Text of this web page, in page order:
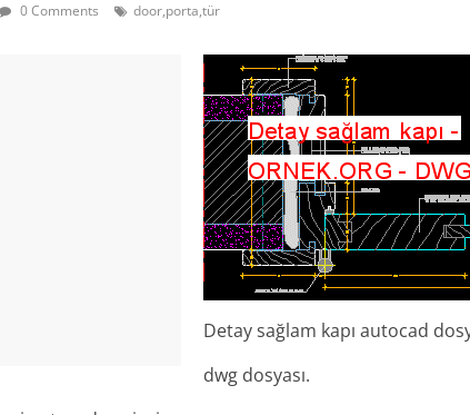
0 Comments door,porta,tür
Detay sağlam kapı autocad
dwg dosyası.